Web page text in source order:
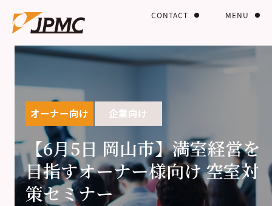
MENU
CONTACT
オーナー向け 企業向け
【6月5日 岡山市】満室経営を
目指すオーナー様向け 空室対
策セミナー